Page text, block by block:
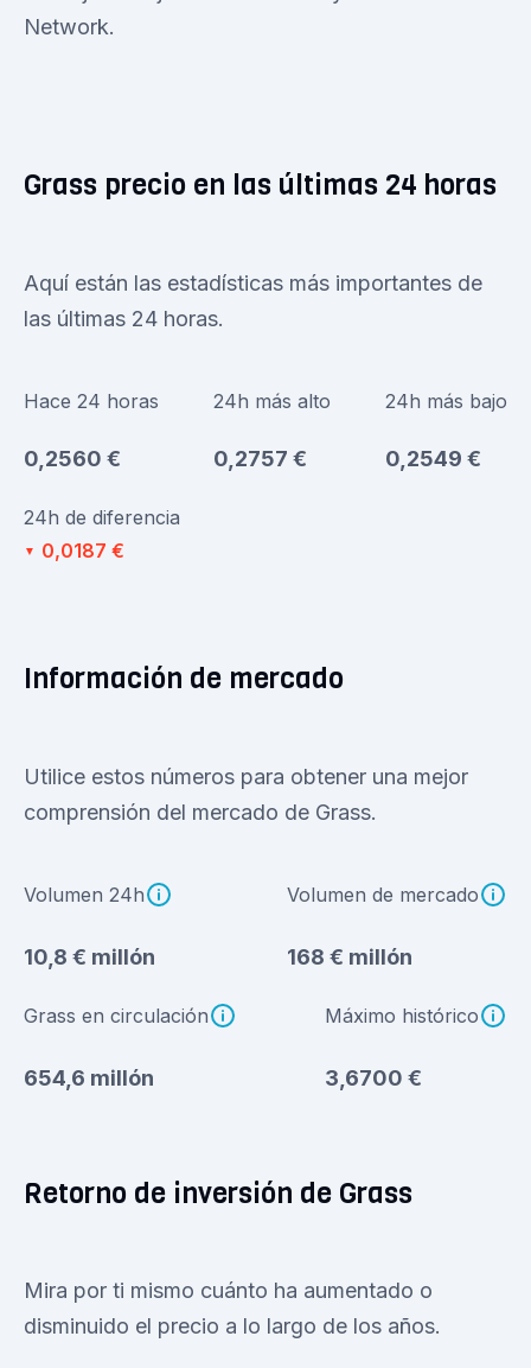
Network.
Grass precio en las últimas 24 horas
Aquí están las estadísticas más importantes de
las últimas 24 horas.
Hace 24 horas
0,2560 €
24h más alto
0,2757 €
24h más bajo
0,2549 €
24h de diferencia
▼ 0,0187 €
Información de mercado
Utilice estos números para obtener una mejor
comprensión del mercado de Grass.
Volumen 24h
10,8 € millón
Volumen de mercado
168 € millón
Grass en circulación
654,6 millón
Máximo histórico
3,6700 €
Retorno de inversión de Grass
Mira por ti mismo cuánto ha aumentado o
disminuido el precio a lo largo de los años.